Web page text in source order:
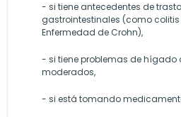
- si tiene antecedentes de
gastrointestinales (como colitis
Enfermedad de Crohn),
- si tiene problemas de hígado
moderados,
- si está tomando